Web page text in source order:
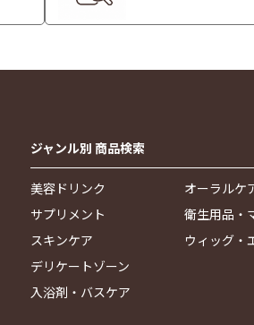
ジャンル別 商品検索
美容ドリンク
サプリメント
スキンケア
デリケートゾーン
入浴剤・バスケア
オーラルケ
衛生用品・
ウィッグ・